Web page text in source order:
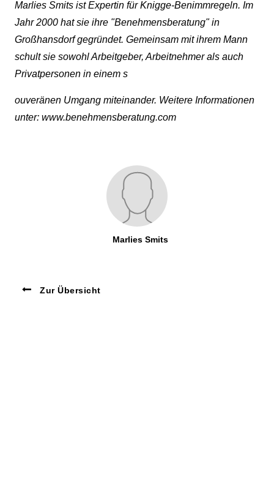
Marlies Smits ist Expertin für Knigge-Benimmregeln. Im
Jahr 2000 hat sie ihre "Benehmensberatung" in
Großhansdorf gegründet. Gemeinsam mit ihrem Mann
schult sie sowohl Arbeitgeber, Arbeitnehmer als auch
Privatpersonen in einem s
ouveränen Umgang miteinander. Weitere Informationen
unter: www.benehmensberatung.com
Marlies Smits
Zur Übersicht